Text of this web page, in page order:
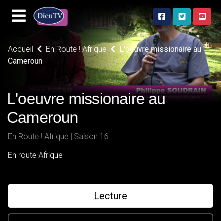
Accueil En Route ! Afrique
L'oeuvre missionaire au
Cameroun
L'oeuvre missionaire au
Cameroun
En Route ! Afrique | Saison 16
En route Afrique
Lecture